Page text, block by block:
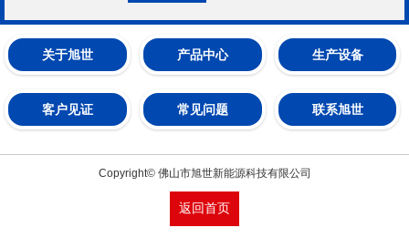
关于旭世 产品中心 生产设备
客户见证 常见问题 联系旭世
Copyright© 佛山市旭世新能源科技有限公司
返回首页